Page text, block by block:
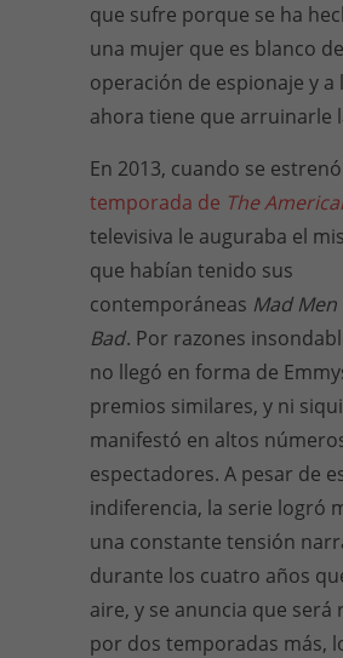
que sufre porque se ha
una mujer que es blanco
operación de espionaje y a
ahora tiene que arruinarle
En 2013, cuando se estrenó
temporada de The
televisiva le auguraba el
que habían tenido sus
contemporáneas Mad Men
Bad. Por razones
no llegó en forma de
premios similares, y ni
manifestó en altos
espectadores. A pesar de
indiferencia, la serie logró
una constante tensión
durante los cuatro años
aire, y se anuncia que será
por dos temporadas más,